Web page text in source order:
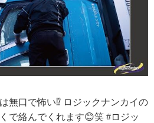
無口で怖い⁉ ロジックナンカイの
で絡んでくれます😊笑 #ロジッ